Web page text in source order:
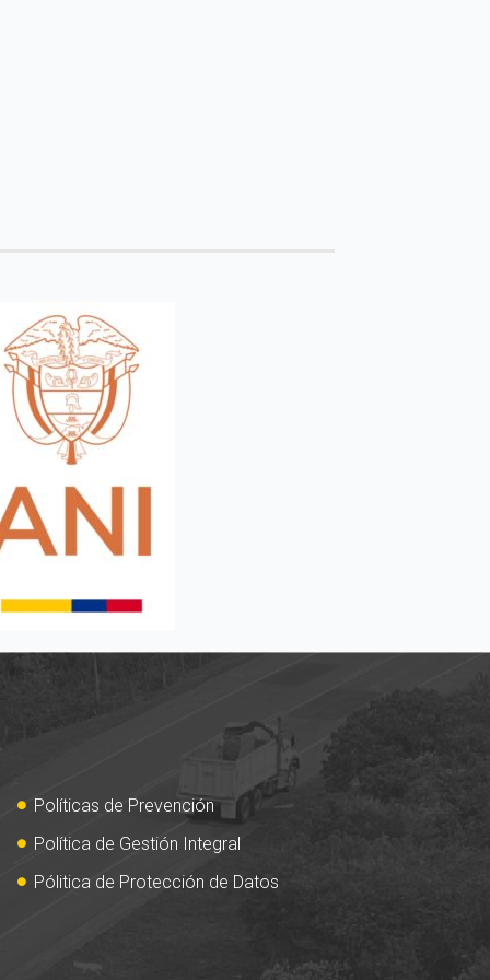
Políticas de Prevención
Política de Gestión Integral
Pólitica de Protección de Datos